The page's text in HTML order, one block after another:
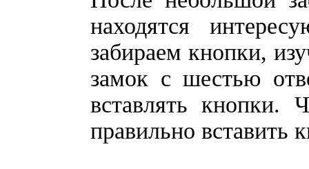
находятся
забираем кнопки,
замок с шестью
вставлять кнопки.
правильно вставить